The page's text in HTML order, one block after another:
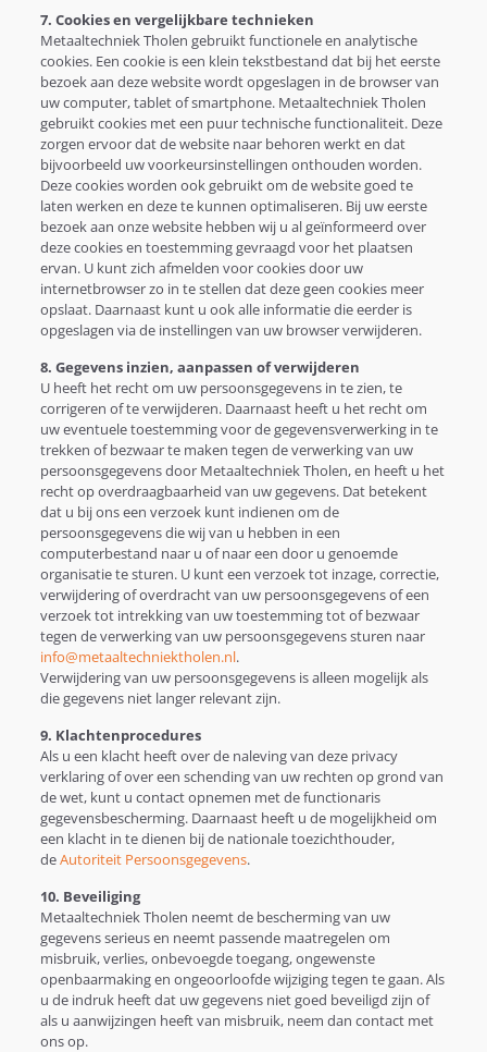
7. Cookies en vergelijkbare technieken
Metaaltechniek Tholen gebruikt functionele en analytische
cookies. Een cookie is een klein tekstbestand dat bij het eerste
bezoek aan deze website wordt opgeslagen in de browser van
uw computer, tablet of smartphone. Metaaltechniek Tholen
gebruikt cookies met een puur technische functionaliteit. Deze
zorgen ervoor dat de website naar behoren werkt en dat
bijvoorbeeld uw voorkeursinstellingen onthouden worden.
Deze cookies worden ook gebruikt om de website goed te
laten werken en deze te kunnen optimaliseren. Bij uw eerste
bezoek aan onze website hebben wij u al geïnformeerd over
deze cookies en toestemming gevraagd voor het plaatsen
ervan. U kunt zich afmelden voor cookies door uw
internetbrowser zo in te stellen dat deze geen cookies meer
opslaat. Daarnaast kunt u ook alle informatie die eerder is
opgeslagen via de instellingen van uw browser verwijderen.
8. Gegevens inzien, aanpassen of verwijderen
U heeft het recht om uw persoonsgegevens in te zien, te
corrigeren of te verwijderen. Daarnaast heeft u het recht om
uw eventuele toestemming voor de gegevensverwerking in te
trekken of bezwaar te maken tegen de verwerking van uw
persoonsgegevens door Metaaltechniek Tholen, en heeft u het
recht op overdraagbaarheid van uw gegevens. Dat betekent
dat u bij ons een verzoek kunt indienen om de
persoonsgegevens die wij van u hebben in een
computerbestand naar u of naar een door u genoemde
organisatie te sturen. U kunt een verzoek tot inzage, correctie,
verwijdering of overdracht van uw persoonsgegevens of een
verzoek tot intrekking van uw toestemming tot of bezwaar
tegen de verwerking van uw persoonsgegevens sturen naar
info@metaaltechniektholen.nl.
Verwijdering van uw persoonsgegevens is alleen mogelijk als
die gegevens niet langer relevant zijn.
9. Klachtenprocedures
Als u een klacht heeft over de naleving van deze privacy
verklaring of over een schending van uw rechten op grond van
de wet, kunt u contact opnemen met de functionaris
gegevensbescherming. Daarnaast heeft u de mogelijkheid om
een klacht in te dienen bij de nationale toezichthouder,
deAutoriteit Persoonsgegevens.
10. Beveiliging
Metaaltechniek Tholen neemt de bescherming van uw
gegevens serieus en neemt passende maatregelen om
misbruik, verlies, onbevoegde toegang, ongewenste
openbaarmaking en ongeoorloofde wijziging tegen te gaan. Als
u de indruk heeft dat uw gegevens niet goed beveiligd zijn of
als u aanwijzingen heeft van misbruik, neem dan contact met
ons op.